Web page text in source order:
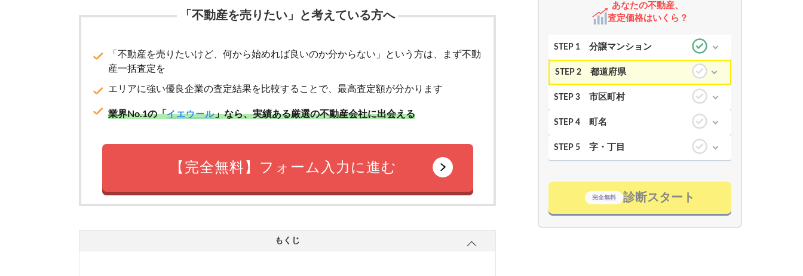
「不動産を売りたい」と考えている方へ
「不動産を売りたいけど、何から始めれば良いのか分からない」という方は、まず不動
産一括査定を
エリアに強い優良企業の査定結果を比較することで、最高査定額が分かります
業界No.1の「イエウール」なら、実績ある厳選の不動産会社に出会える
【完全無料】フォーム入力に進む
もくじ
あなたの不動産、
査定価格はいくら？
STEP 1 分譲マンション
STEP 2 都道府県
STEP 3 市区町村
STEP 4 町名
STEP 5 字・丁目
完全無料 診断スタート